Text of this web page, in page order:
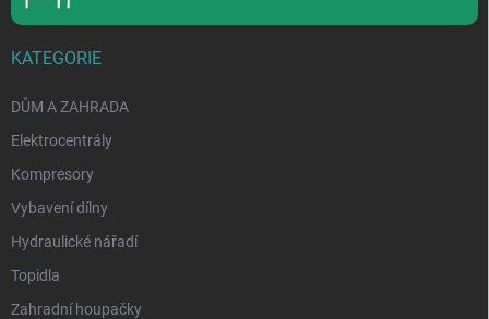
KATEGORIE
DŮM A ZAHRADA
Elektrocentrály
Kompresory
Vybavení dílny
Hydraulické nářadí
Topidla
Zahradní houpačky